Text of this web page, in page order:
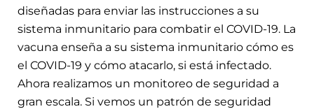
diseñadas para enviar las instrucciones a su
sistema inmunitario para combatir el COVID-19. La
vacuna enseña a su sistema inmunitario cómo es
el COVID-19 y cómo atacarlo, si está infectado.
Ahora realizamos un monitoreo de seguridad a
gran escala. Si vemos un patrón de seguridad